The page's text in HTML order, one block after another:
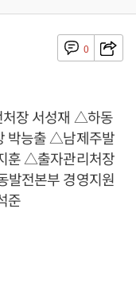
0
장 서성재 △하동
박능출 △남제주발
훈 △출자관리처장
전본부 경영지원
준